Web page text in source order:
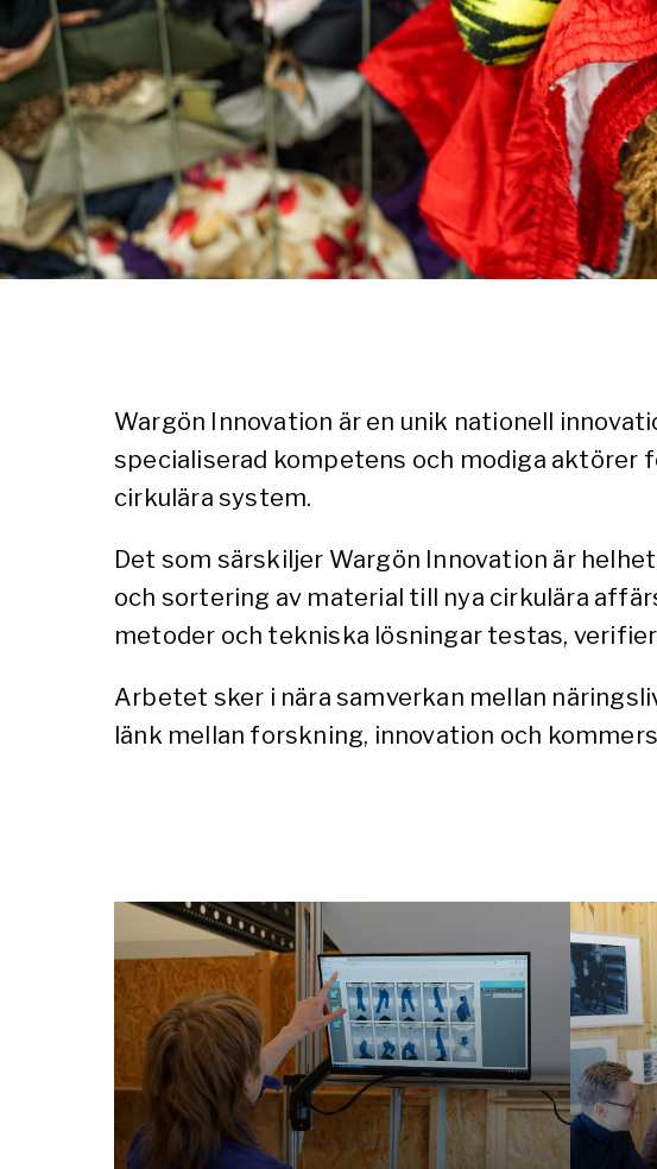
Wargön Innovation är en unik nationell
specialiserad kompetens och modiga
cirkulära system.
Det som särskiljer Wargön Innovation är
och sortering av material till nya cirkulära
metoder och tekniska lösningar testas,
Arbetet sker i nära samverkan mellan
länk mellan forskning, innovation och